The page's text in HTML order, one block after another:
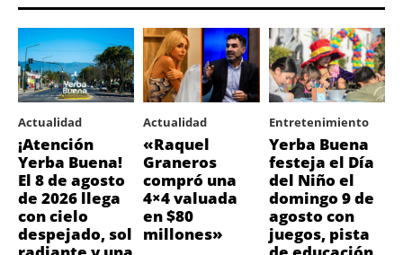
Actualidad
¡Atención
Yerba Buena!
El 8 de agosto
de 2026 llega
con cielo
despejado, sol
Actualidad
«Raquel
Graneros
compró una
4×4 valuada
en $80
millones»
Entretenimiento
Yerba Buena
festeja el Día
del Niño el
domingo 9 de
agosto con
juegos, pista